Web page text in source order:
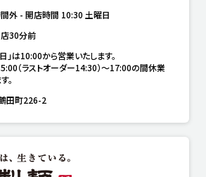
外 - 開店時間 10:30 土曜日
店30分前
」は10:00から営業いたします。
（ラストオーダー14:30）～17:00の間休業
。
田町226-2